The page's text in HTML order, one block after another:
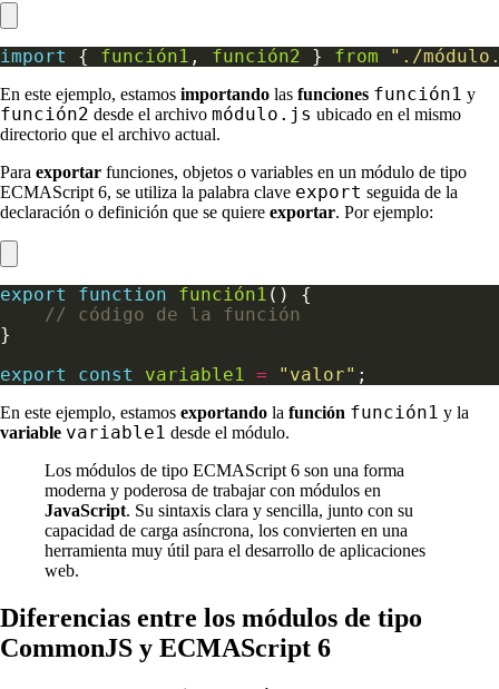
import { función1 , función2 } from "./
En este ejemplo, estamos importando las funciones función1 y
función2 desde el archivo módulo.js ubicado en el mismo
directorio que el archivo actual.
Para exportar funciones, objetos o variables en un módulo de tipo
ECMAScript 6, se utiliza la palabra clave export seguida de la
declaración o definición que se quiere exportar. Por ejemplo:
export function función1
export
const variable1 = "valor"
En este ejemplo, estamos exportando la función función1 y la
variable variable1 desde el módulo.
Los módulos de tipo ECMAScript 6 son una forma
moderna y poderosa de trabajar con módulos en
JavaScript. Su sintaxis clara y sencilla, junto con su
capacidad de carga asíncrona, los convierten en una
herramienta muy útil para el desarrollo de aplicaciones
web.
Diferencias entre los módulos de tipo
CommonJS y ECMAScript 6